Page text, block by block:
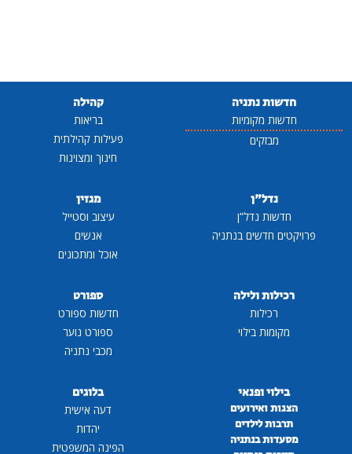
חדשות נתניה
חדשות מקומיות
מבזקים
קהילה
בריאות
פעילות קהילתית
חינוך ומצוינות
נדל"ן
חדשות נדל"ן
פרויקטים חדשים בנתניה
מגזין
עיצוב וסטייל
אנשים
אוכל ומתכונים
רכילות ולילה
רכילות
מקומות בילוי
ספורט
חדשות ספורט
ספורט נוער
מכבי נתניה
בילוי ופנאי
הצגות ואירועים
תרבות לילדים
מסעדות בנתניה
בלוגים
דעה אישית
יהדות
הפינה המשפטית